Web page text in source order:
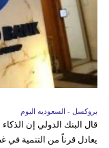
بروكسل - السعوديه اليوم
قال البنك الدولي إن
يعادل قرناً من التنمية